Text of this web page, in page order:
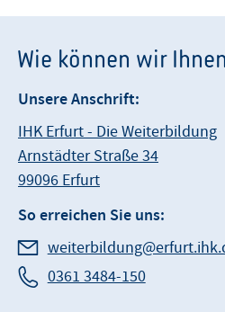
Wie können wir
Unsere Anschrift:
IHK Erfurt - Die Weiterbildung
Arnstädter Straße 34
99096 Erfurt
So erreichen Sie uns:
0361 3484-150